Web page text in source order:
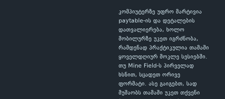
კომპიუტერზე უფრო მარტივია
paytable-ის და დეტალების
დათვალიერება, ხოლო
მობილურზე უკეთ იგრძნობა,
რამდენად პრაქტიკულია თამაში
ყოველდღიურ მოკლე სესიებში.
თუ Mine Field-ს პირველად
ხსნით, სცადეთ ორივე
ფორმატი. ასე გაიგებთ, სად
მუშაობს თამაში უკეთ თქვენი